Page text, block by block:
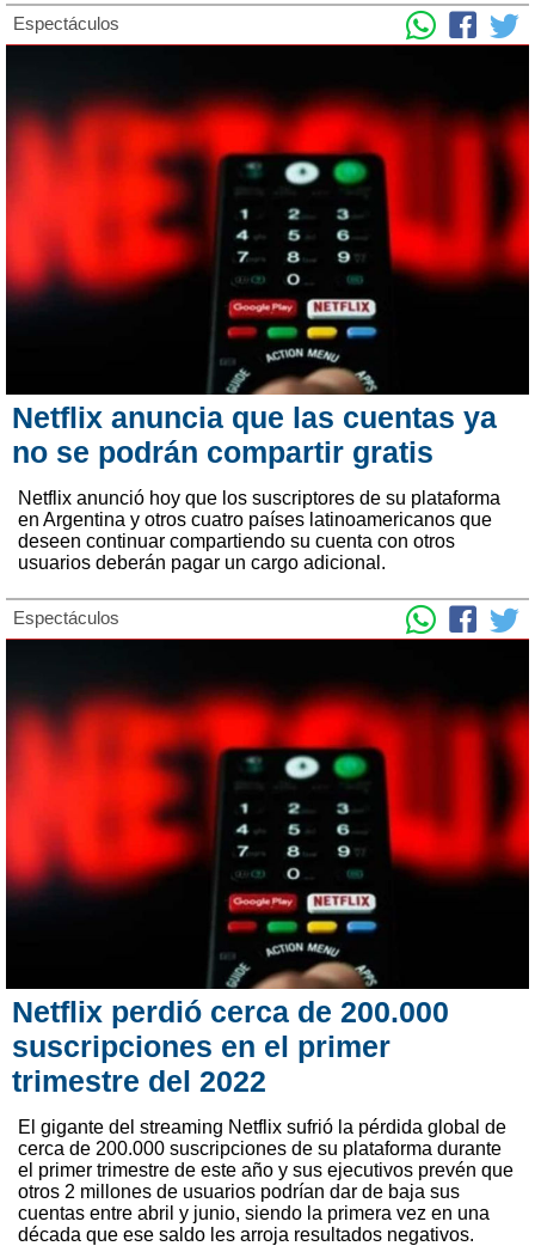
Espectáculos
Netflix anuncia que las cuentas ya
no se podrán compartir gratis
Netflix anunció hoy que los suscriptores de su plataforma
en Argentina y otros cuatro países latinoamericanos que
deseen continuar compartiendo su cuenta con otros
usuarios deberán pagar un cargo adicional.
Espectáculos
Netflix perdió cerca de 200.000
suscripciones en el primer
trimestre del 2022
El gigante del streaming Netflix sufrió la pérdida global de
cerca de 200.000 suscripciones de su plataforma durante
el primer trimestre de este año y sus ejecutivos prevén que
otros 2 millones de usuarios podrían dar de baja sus
cuentas entre abril y junio, siendo la primera vez en una
década que ese saldo les arroja resultados negativos.